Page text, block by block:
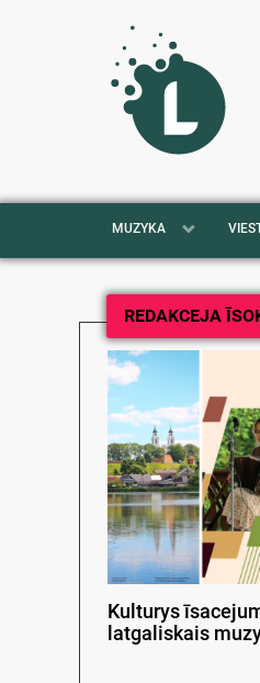
MUZYKA
REDAKCEJA
Kulturys
latgaliskais